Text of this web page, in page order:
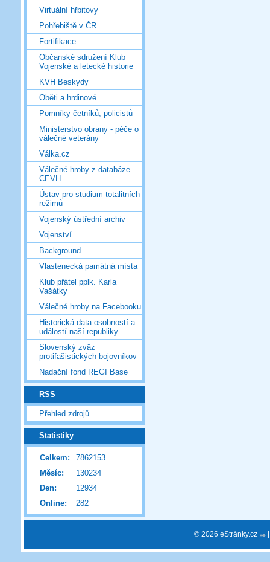
Virtuální hřbitovy
Pohřebiště v ČR
Fortifikace
Občanské sdružení Klub
Vojenské a letecké historie
KVH Beskydy
Oběti a hrdinové
Pomníky četníků, policistů
Ministerstvo obrany - péče o
válečné veterány
Válka.cz
Válečné hroby z databáze
CEVH
Ústav pro studium totalitních
režimů
Vojenský ústřední archiv
Vojenství
Background
Vlastenecká památná místa
Klub přátel pplk. Karla
Vašátky
Válečné hroby na Facebooku
Historická data osobností a
událostí naší republiky
Slovenský zväz
protifašistických bojovníkov
Nadační fond REGI Base
RSS
Přehled zdrojů
Statistiky
Online: 282
Celkem:
7862153
Měsíc:
130234
Den:
12934
© 2026 eStránky.cz